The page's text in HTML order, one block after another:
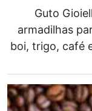
Guto
armadilhas
boi, trigo, café